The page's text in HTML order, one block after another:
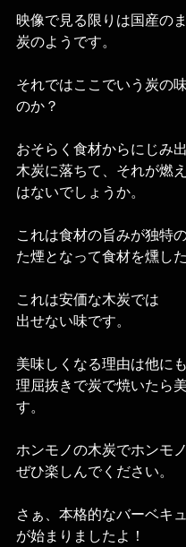
映像で見る限りは国産の
炭のようです。
それではここでいう炭の
のか？
おそらく食材からにじみ
木炭に落ちて、それが燃
はないでしょうか。
これは食材の旨みが独特
た煙となって食材を燻した
これは安価な木炭では
出せない味です。
美味しくなる理由は他に
理屈抜きで炭で焼いたら
す。
ホンモノの木炭でホンモ
ぜひ楽しんでください。
さぁ、本格的なバーベキ
が始まりましたよ！